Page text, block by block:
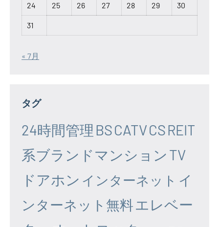
24 25 26 27 28 29 30
31
« 7月
タグ
24時間管理 BSCATVCSREIT
系ブランドマンション TV
ドアホン インターネット イ
ンターネット無料エレベー